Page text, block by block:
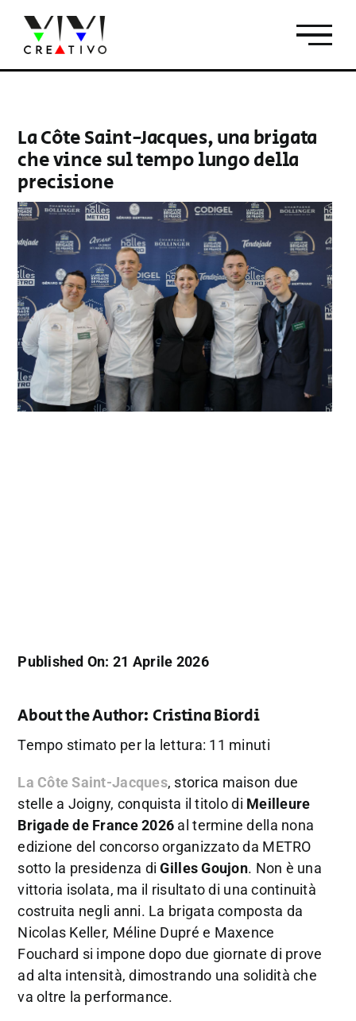
contenuto
La Côte Saint-Jacques, una brigata
che vince sul tempo lungo della
precisione
Published On: 21 Aprile 2026
About the Author: Cristina Biordi
Tempo stimato per la lettura: 11 minuti
La Côte Saint-Jacques, storica maison due
stelle a Joigny, conquista il titolo di Meilleure
Brigade de France 2026 al termine della nona
edizione del concorso organizzato da METRO
sotto la presidenza diGilles Goujon. Non è una
vittoria isolata, ma il risultato di una continuità
costruita negli anni. La brigata composta da
Nicolas Keller, Méline Dupré e Maxence
Fouchard si impone dopo due giornate di prove
ad alta intensità, dimostrando una solidità che
va oltre la performance.